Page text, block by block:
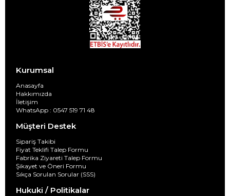
Kurumsal
Anasayfa
Hakkımızda
İletişim
WhatsApp : 0547 519 71 48
Müşteri Destek
Sipariş Takibi
Fiyat Teklifi Talep Formu
Fabrika Ziyareti Talep Formu
Şikayet ve Öneri Formu
Sıkça Sorulan Sorular (SSS)
Hukuki / Politikalar